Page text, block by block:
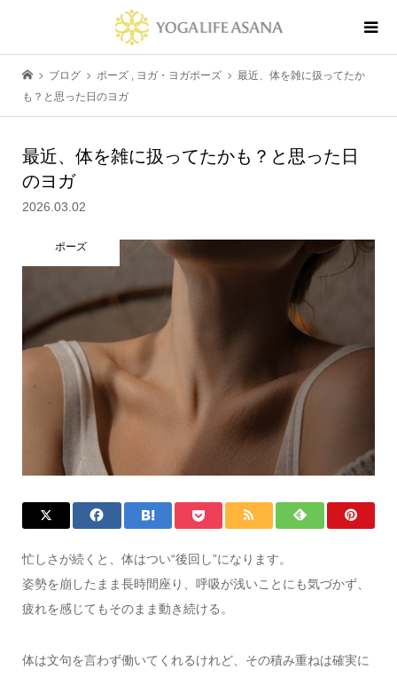
ブログ ポーズ , ヨガ・ヨガポーズ
最近、体を雑に扱ってたか
も？と思った日のヨガ
最近、体を雑に扱ってたかも？と思った日
のヨガ
2026.03.02
ポーズ
忙しさが続くと、体はつい“後回し”になります。
姿勢を崩したまま長時間座り、呼吸が浅いことにも気づかず、
疲れを感じてもそのまま動き続ける。
体は文句を言わず働いてくれるけれど、その積み重ねは確実に